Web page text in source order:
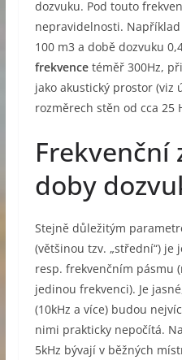
dozvuku. Pod touto
nepravidelnosti.
100 m3 a době dozvuku
frekvencetéměř 300Hz,
jako akustický prostor (viz
rozměrech stěn od cca 25
Frekvenční
doby
Stejně důležitým
(většinou tzv. „střední“) je
resp. frekvenčním pásmu
jedinou frekvenci). Je
(10kHz a více) budou
nimi prakticky nepočítá.
5kHz bývají v běžných